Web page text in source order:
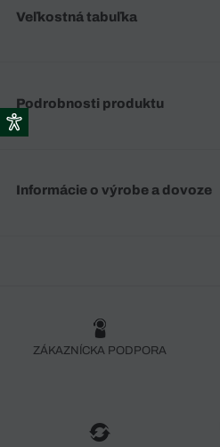
Veľkostná tabuľka
Podrobnosti produktu
Informácie o výrobe a dovoze
ZÁKAZNÍCKA PODPORA